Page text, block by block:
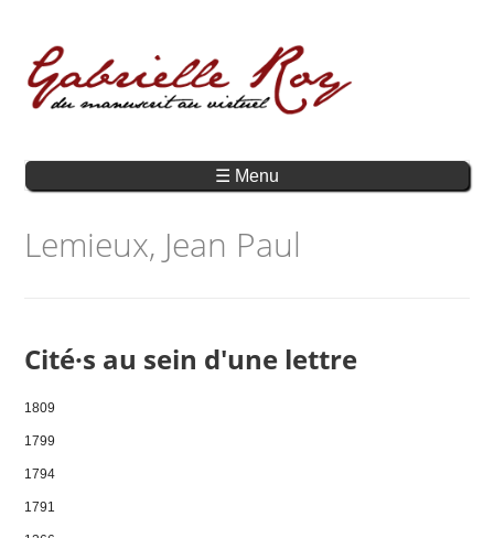
☰ Menu
Lemieux, Jean Paul
Cité·s au sein d'une lettre
1809
1799
1794
1791